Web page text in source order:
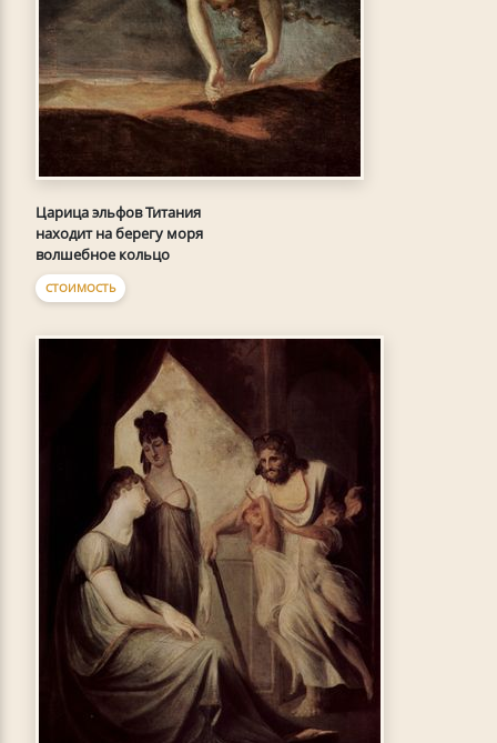
Царица эльфов Титания
находит на берегу моря
волшебное кольцо
СТОИМОСТЬ